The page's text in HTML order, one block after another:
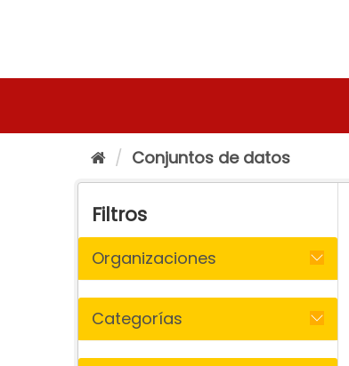
Conjuntos de datos
Filtros
Organizaciones
Categorías